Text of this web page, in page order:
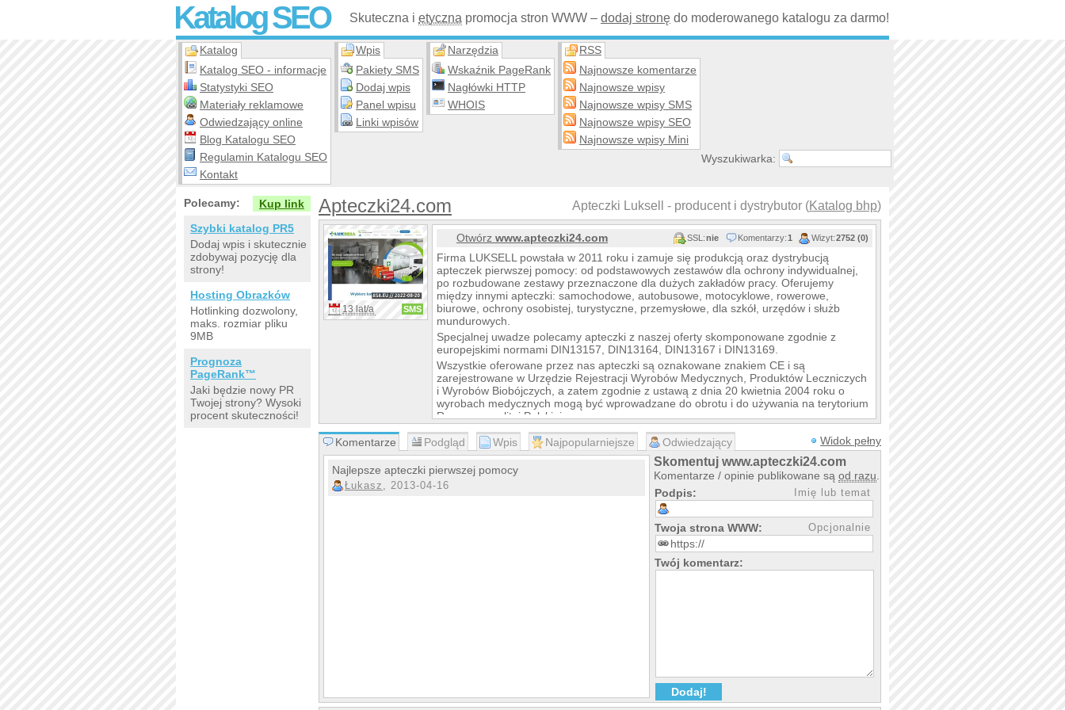
Katalog SEO Skuteczna i etyczna promocja stron WWW – dodaj stronę do moderowanego katalogu za darmo!
Katalog
Katalog SEO - informacje
Statystyki SEO
Materiały reklamowe
Odwiedzający online
Blog Katalogu SEO
Regulamin Katalogu SEO
Kontakt
Wpis
Pakiety SMS
Dodaj wpis
Panel wpisu
Linki wpisów
Narzędzia
Wskaźnik PageRank
Nagłówki HTTP
WHOIS
RSS
Najnowsze komentarze
Najnowsze wpisy
Najnowsze wpisy SMS
Najnowsze wpisy SEO
Najnowsze wpisy Mini
Wyszukiwarka:
Apteczki24.com Apteczki Luksell - producent i dystrybutor (Katalog bhp)
13 lat/a SMS
Otwórz www.apteczki24.com SSL:nie Komentarzy:1 Wizyt:2752 (0)
Firma LUKSELL powstała w 2011 roku i zamuje się produkcją oraz dystrybucją
apteczek pierwszej pomocy: od podstawowych zestawów dla ochrony indywidualnej,
po rozbudowane zestawy przeznaczone dla dużych zakładów pracy. Oferujemy
między innymi apteczki: samochodowe, autobusowe, motocyklowe, rowerowe,
biurowe, ochrony osobistej, turystyczne, przemysłowe, dla szkół, urzędów i służb
mundurowych.
Specjalnej uwadze polecamy apteczki z naszej oferty skomponowane zgodnie z
europejskimi normami DIN13157, DIN13164, DIN13167 i DIN13169.
Wszystkie oferowane przez nas apteczki są oznakowane znakiem CE i są
zarejestrowane w Urzędzie Rejestracji Wyrobów Medycznych, Produktów Leczniczych
i Wyrobów Biobójczych, a zatem zgodnie z ustawą z dnia 20 kwietnia 2004 roku o
wyrobach medycznych mogą być wprowadzane do obrotu i do używania na terytorium
Rzeczypospolitej Polskiej.
Wybierając ofertę apteczek marki LUKSELL, decydujesz się na najwyższe standardy.
Komentarze
Podgląd Wpis Najpopularniejsze Odwiedzający Widok pełny
Najlepsze apteczki pierwszej pomocy
Łukasz , 2013-04-16
Skomentuj www.apteczki24.com
Komentarze / opinie publikowane są od razu
Podpis:
Imię lub temat
Twoja strona WWW: Opcjonalnie
Twój komentarz:
Polecamy:
Kup link
Szybki katalog PR5
Dodaj wpis i skutecznie
zdobywaj pozycję dla
strony!
Hosting Obrazków
Hotlinking dozwolony,
maks. rozmiar pliku
9MB
Prognoza
PageRank™
Jaki będzie nowy PR
Twojej strony? Wysoki
procent skuteczności!